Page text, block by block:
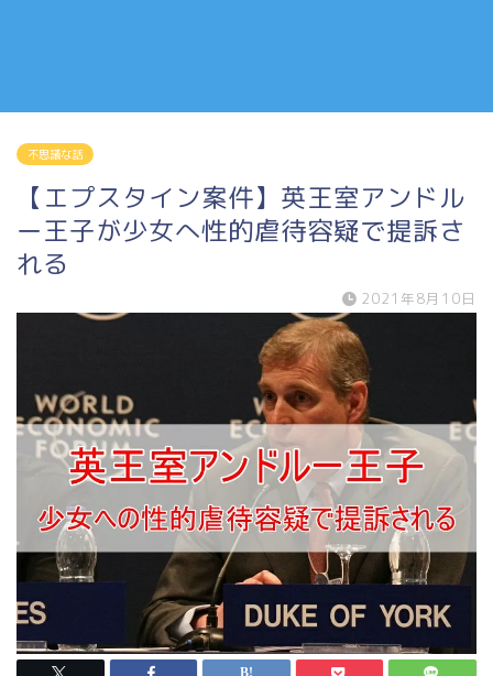
不思議な話
【エプスタイン案件】英王室アンドル
ー王子が少女へ性的虐待容疑で提訴さ
れる
2021年8月10日